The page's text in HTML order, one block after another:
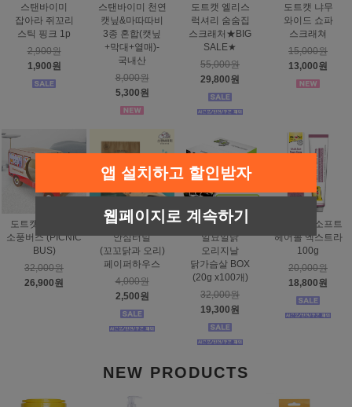
스탠바이미
잡아라 쥐꼬리
스틱 핑크 1p
2,900원
1,900원
스탠바이미 천연
캣닢&마따따비
3종 혼합(캣닢
+막대+열매)-
국내산
8,000원
5,300원
도트캣 엘리스
럭셔리 숨숨집
스크래처★BIG
SALE★
55,000원
29,800원
도트캣 냐무
와이드 쇼파
스크래쳐
15,000원
13,000원
도트캣 스크래처
소풍버스 (PICNIC
BUS)
32,000원
26,900원
스탠바이미
안심터널
(꼬꼬닭과 오리)
페이퍼하우스
4,000원
2,500원
태비토퍼
일묘일닭
오리지날
닭가슴살 BOX
(20g x100개)
32,000원
19,300원
짐펫 몰트소프트
헤어볼 엑스트라
100g
20,000원
18,800원
NEW PRODUCTS
앱 설치하고 할인받자
웹페이지로 계속하기